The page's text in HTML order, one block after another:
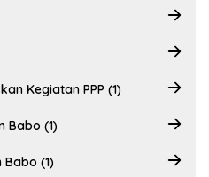
Kegiatan PPP (1)
Babo (1)
(1)